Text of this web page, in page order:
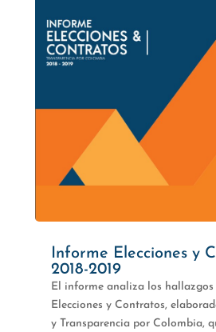
Informe Elecciones y
2018-2019
El informe analiza los
Elecciones y Contratos,
y Transparencia por Colombia,